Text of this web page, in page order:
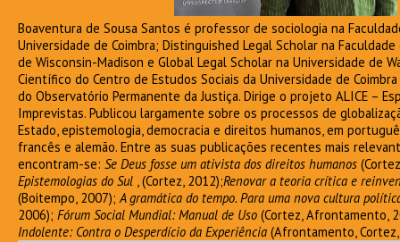
Boaventura de Sousa Santos é professor de sociologia na
Universidade de Coimbra; Distinguished Legal Scholar na
de Wisconsin-Madison e Global Legal Scholar na Universidade de
Científico do Centro de Estudos Sociais da Universidade de
do Observatório Permanente da Justiça. Dirige o projeto ALICE –
Imprevistas. Publicou largamente sobre os processos de
Estado, epistemologia, democracia e direitos humanos, em
francês e alemão. Entre as suas publicações recentes mais
encontram-se: Se Deus fosse um ativista dos direitos humanos
Epistemologias do Sul , (Cortez, 2012);Renovar a teoria crítica e
(Boitempo, 2007);A gramática do tempo. Para uma nova cultura
2006); Fórum Social Mundial: Manual de Uso (Cortez, Afrontamento,
Indolente: Contra o Desperdício da Experiência (Afrontamento,